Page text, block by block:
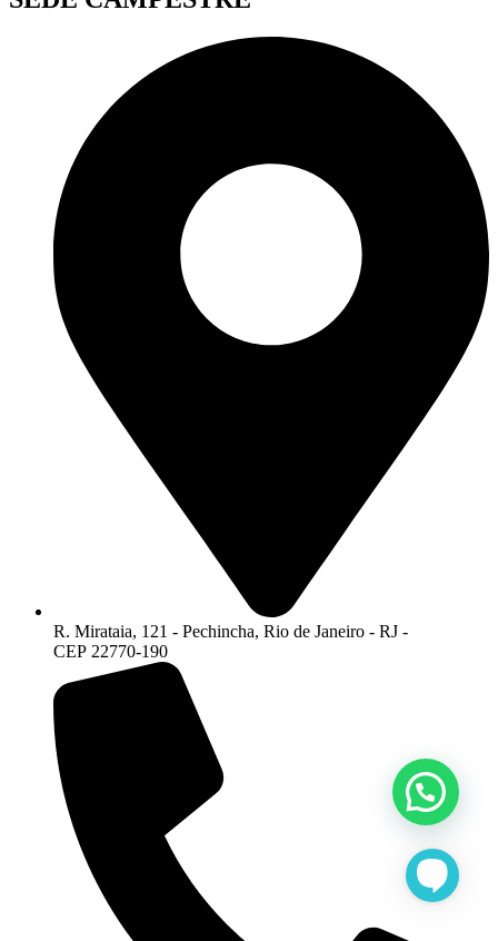
R. Mirataia, 121 - Pechincha, Rio de Janeiro - RJ -
CEP 22770-190